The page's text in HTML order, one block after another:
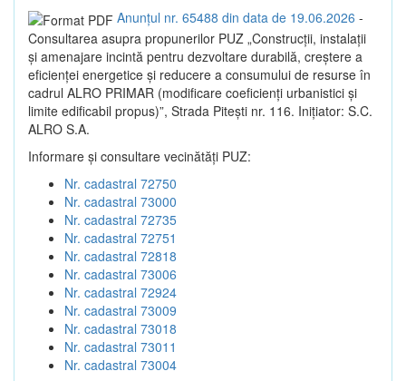
Anunțul nr. 65488 din data de 19.06.2026 -
Consultarea asupra propunerilor PUZ „Construcții, instalații
și amenajare incintă pentru dezvoltare durabilă, creștere a
eficienței energetice și reducere a consumului de resurse în
cadrul ALRO PRIMAR (modificare coeficienți urbanistici și
limite edificabil propus)”, Strada Pitești nr. 116. Inițiator: S.C.
ALRO S.A.
Informare și consultare vecinătăți PUZ:
Nr. cadastral 72750
Nr. cadastral 73000
Nr. cadastral 72735
Nr. cadastral 72751
Nr. cadastral 72818
Nr. cadastral 73006
Nr. cadastral 72924
Nr. cadastral 73009
Nr. cadastral 73018
Nr. cadastral 73011
Nr. cadastral 73004